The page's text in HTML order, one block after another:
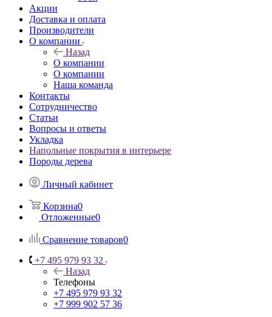
Акции
Доставка и оплата
Производители
О компании
Назад
О компании
О компании
Наша команда
Контакты
Сотрудничество
Статьи
Вопросы и ответы
Укладка
Напольные покрытия в интерьере
Породы дерева
Личный кабинет
Корзина0
Отложенные0
Сравнение товаров0
+7 495 979 93 32
Назад
Телефоны
+7 495 979 93 32
+7 999 902 57 36